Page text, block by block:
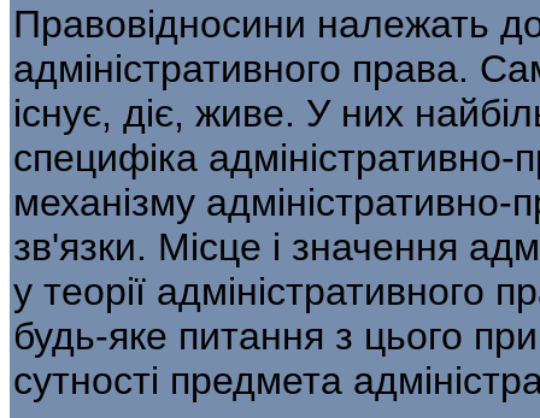
Правовідносини належать до
адміністратив­ного права.
існує, діє, живе. У них
специфіка адміністративно-
механізму адміністративно-
зв'язки. Місце і значення
у теорії
будь-яке пи­тання з цього
сутності предмета